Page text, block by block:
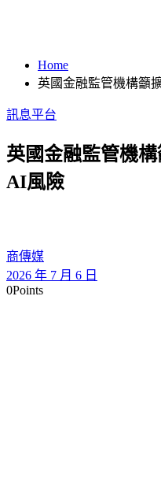
Home
英國金融監管機構籲
訊息平台
英國金融監管機
AI風險
商傳媒
2026 年 7 月 6 日
0Points